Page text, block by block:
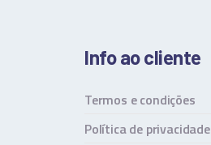
Info ao cliente
Termos e condições
Política de privacidade